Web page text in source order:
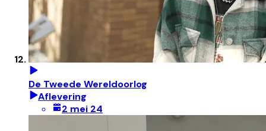
De Tweede Wereldoorlog
Aflevering
2 mei 24